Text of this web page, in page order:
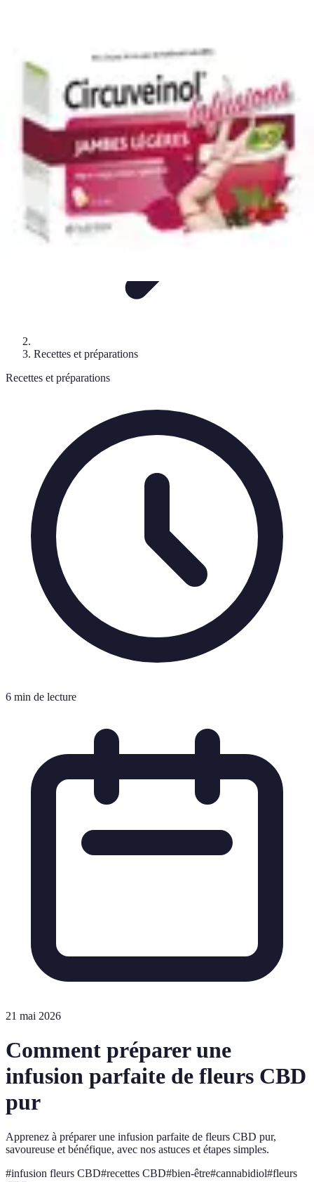
Fleur CBD Pur
Recettes et préparations
Recettes et préparations
6 min de lecture
21 mai 2026
Comment préparer une
infusion parfaite de fleurs CBD
pur
Apprenez à préparer une infusion parfaite de fleurs CBD pur,
savoureuse et bénéfique, avec nos astuces et étapes simples.
#infusion fleurs CBD#recettes CBD#bien-être#cannabidiol#fleurs